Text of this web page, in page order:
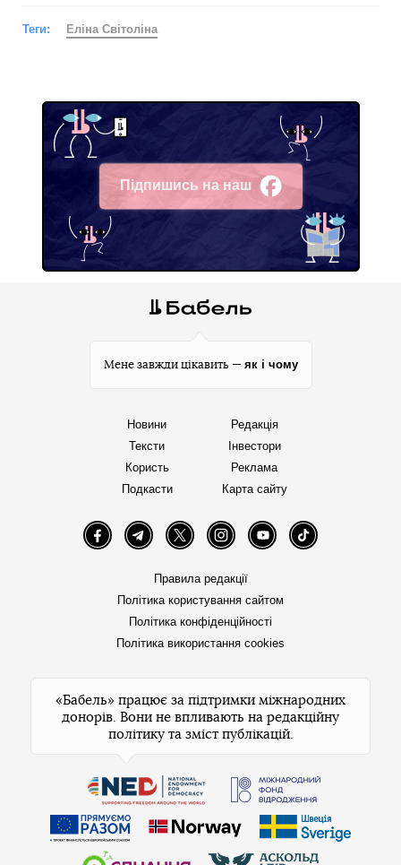
Теги: Еліна Світоліна
Підпишись на наш
Facebook
Мене завжди цікавить — як і чому
Новини
Тексти
Користь
Подкасти
Редакція
Інвестори
Реклама
Карта сайту
FacebookTelegramTwitter InstagramYouTube TikTok
Правила редакції
Політика користування сайтом
Політика конфіденційності
Політика використання cookies
«Бабель» працює за підтримки міжнародних
донорів. Вони не впливають на редакційну
політику та зміст публікацій.